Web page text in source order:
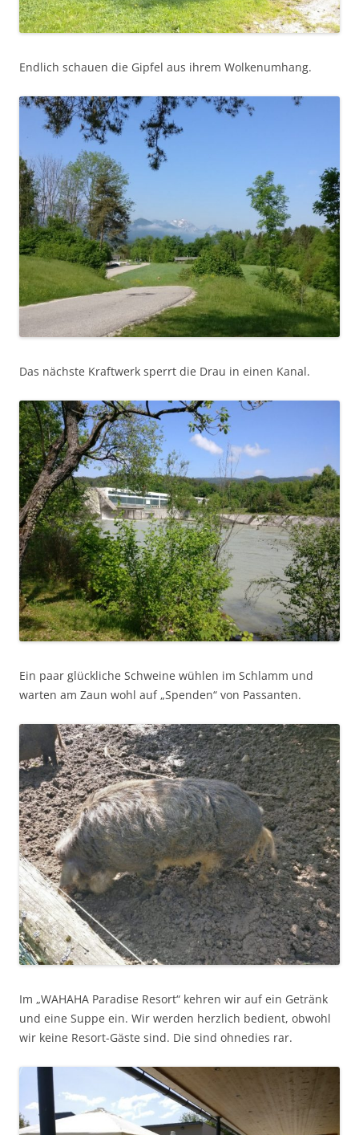
Endlich schauen die Gipfel aus ihrem Wolkenumhang.
Das nächste Kraftwerk sperrt die Drau in einen Kanal.
Ein paar glückliche Schweine wühlen im Schlamm und
warten am Zaun wohl auf „Spenden“ von Passanten.
Im „WAHAHA Paradise Resort“ kehren wir auf ein Getränk
und eine Suppe ein. Wir werden herzlich bedient, obwohl
wir keine Resort-Gäste sind. Die sind ohnedies rar.